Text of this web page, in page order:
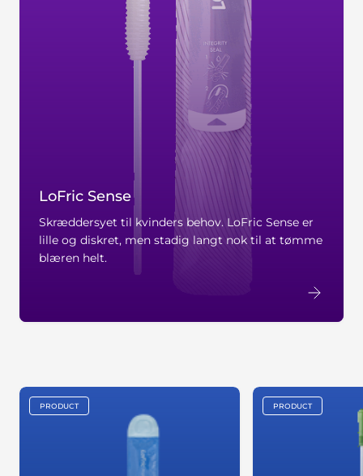
LoFric Sense
Skræddersyet til kvinders behov. LoFric Sense er
lille og diskret, men stadig langt nok til at tømme
blæren helt.
key:global.content-type:
PRODUCT PRODUCT